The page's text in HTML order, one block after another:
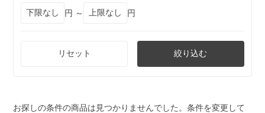
円 ～
円
リセット 絞り込む
お探しの条件の商品は見つかりませんでした。条件を変更して